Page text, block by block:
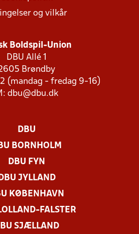
og vilkår
Boldspil-Union
DBU Allé 1
Brøndby
(mandag - fredag 9-16)
dbu@dbu.dk
DBU
BORNHOLM
DBU FYN
DBU JYLLAND
KØBENHAVN
FALSTER
SJÆLLAND